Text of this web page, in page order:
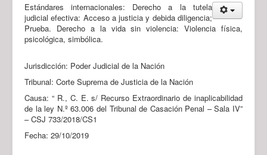
Estándares internacionales: Derecho a la tutela
judicial efectiva: Acceso a justicia y debida diligencia;
Prueba. Derecho a la vida sin violencia: Violencia física,
psicológica, simbólica.
Jurisdicción: Poder Judicial de la Nación
Tribunal: Corte Suprema de Justicia de la Nación
Causa: “ R., C. E. s/ Recurso Extraordinario de inaplicabilidad
de la ley N.º 63.006 del Tribunal de Casación Penal – Sala IV”
– CSJ 733/2018/CS1
Fecha: 29/10/2019